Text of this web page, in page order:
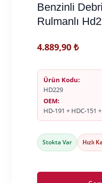
Benzinli
Rulmanlı
4.889,90 ₺
Ürün Kodu:
HD229
OEM:
HD-191 + HDC-151
Stokta Var Hızlı